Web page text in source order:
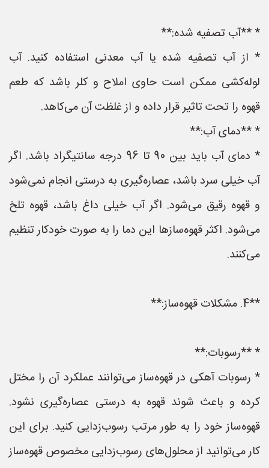
* **آب تصفیه شده:**
* از آب تصفیه شده یا آب معدنی استفاده کنید. آب
لوله‌کشی ممکن است حاوی املاح و کلر باشد که طعم
قهوه را تحت تاثیر قرار داده و از غلظت آن می‌کاهد.
* **دمای آب:**
* دمای آب باید بین 90 تا 96 درجه سانتیگراد باشد. اگر
آب خیلی سرد باشد، عصاره‌گیری به درستی انجام نمی‌شود
و قهوه رقیق می‌شود. اگر آب خیلی داغ باشد، قهوه تلخ
می‌شود. اکثر قهوه‌سازها این دما را به صورت خودکار تنظیم
می‌کنند.
**4. مشکلات قهوه‌ساز:**
* **رسوبات:**
* رسوبات آهکی در قهوه‌ساز می‌توانند عملکرد آن را مختل
کرده و باعث شوند قهوه به درستی عصاره‌گیری نشود.
قهوه‌ساز خود را به طور مرتب رسوب‌زدایی کنید. برای این
کار می‌توانید از محلول‌های رسوب‌زدایی مخصوص قهوه‌ساز